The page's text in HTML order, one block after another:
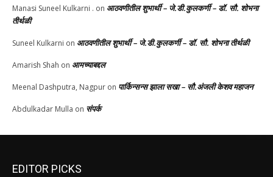
Manasi Suneel Kulkarni . on आठवणीतील शुभार्थी – जे.डी.कुलकर्णी – डॉ. सौ. शोभना
तीर्थळी
Suneel Kulkarni on आठवणीतील शुभार्थी – जे.डी.कुलकर्णी – डॉ. सौ. शोभना तीर्थळी
Amarish Shah on आमच्याबद्दल
Meenal Dashputra, Nagpur on पार्किन्सन्स झाला सखा – सौ.अंजली केशव महाजन
Abdulkadar Mulla on संपर्क
EDITOR PICKS